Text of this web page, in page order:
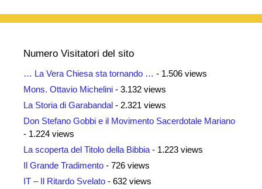
Numero Visitatori del sito
… La Vera Chiesa sta tornando … - 1.506 views
Mons. Ottavio Michelini - 3.132 views
La Storia di Garabandal - 2.321 views
Don Stefano Gobbi e il Movimento Sacerdotale Mariano
- 1.224 views
La scoperta del Titolo della Bibbia - 1.223 views
Il Grande Tradimento - 726 views
IT – Il Ritardo Svelato - 632 views